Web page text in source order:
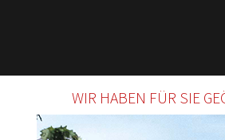
WIR HABEN FÜR SIE